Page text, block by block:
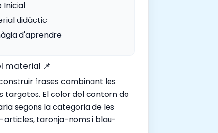
Inicial
didàctic
d'aprendre
material 📌
frases combinant les
targetes. El color del contorn de
segons la categoria de les
articles, taronja-noms i blau-